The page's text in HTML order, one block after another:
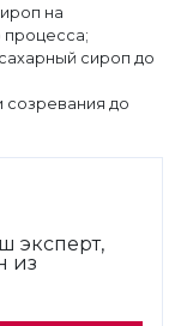
на
процесса;
сироп до
созревания до
эксперт,
из